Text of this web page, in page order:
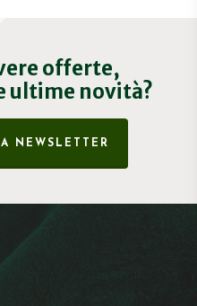
offerte,
ultime novità?
NEWSLETTER